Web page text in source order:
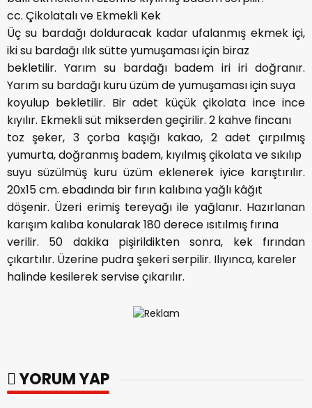
cc. Çikolatalı ve Ekmekli Kek
Üç su bardağı dolduracak kadar ufalanmış ekmek içi,
iki su bardağı ılık sütte yumuşaması için biraz
bekletilir. Yarım su bardağı badem iri iri doğranır.
Yarım su bardağı kuru üzüm de yumuşaması için suya
koyulup bekletilir. Bir adet küçük çikolata ince ince
kıyılır. Ekmekli süt mikserden geçirilir. 2 kahve fincanı
toz şeker, 3 çorba kaşığı kakao, 2 adet çırpılmış
yumurta, doğranmış badem, kıyılmış çikolata ve sıkılıp
suyu süzülmüş kuru üzüm eklenerek iyice karıştırılır.
20x15 cm. ebadında bir fırın kalıbına yağlı kâğıt
döşenir. Üzeri erimiş tereyağı ile yağlanır. Hazırlanan
karışım kalıba konularak 180 derece ısıtılmış fırına
verilir. 50 dakika pişirildikten sonra, kek fırından
çıkartılır. Üzerine pudra şekeri serpilir. Ilıyınca, kareler
halinde kesilerek servise çıkarılır.
YORUM YAP